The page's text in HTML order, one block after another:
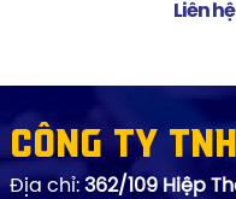
Liên hệ
Công ty
Địa chỉ: 362/109 Hiệp